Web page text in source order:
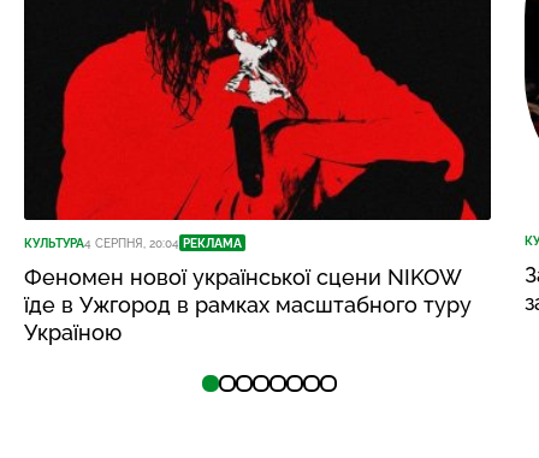
КУЛЬТУРА4 СЕРПНЯ, 20:04 РЕКЛАМА
Феномен нової української сцени NIKOW
їде в Ужгород в рамках масштабного туру
Україною